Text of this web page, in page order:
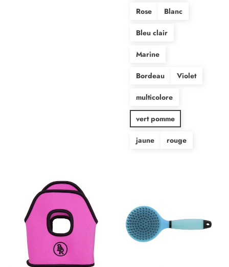
Rose Blanc
Bleu clair
Marine
Bordeau Violet
multicolore
vert pomme
jaune rouge